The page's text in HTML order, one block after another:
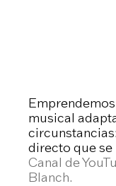
musical
directo que se
Canal de
Blanch.